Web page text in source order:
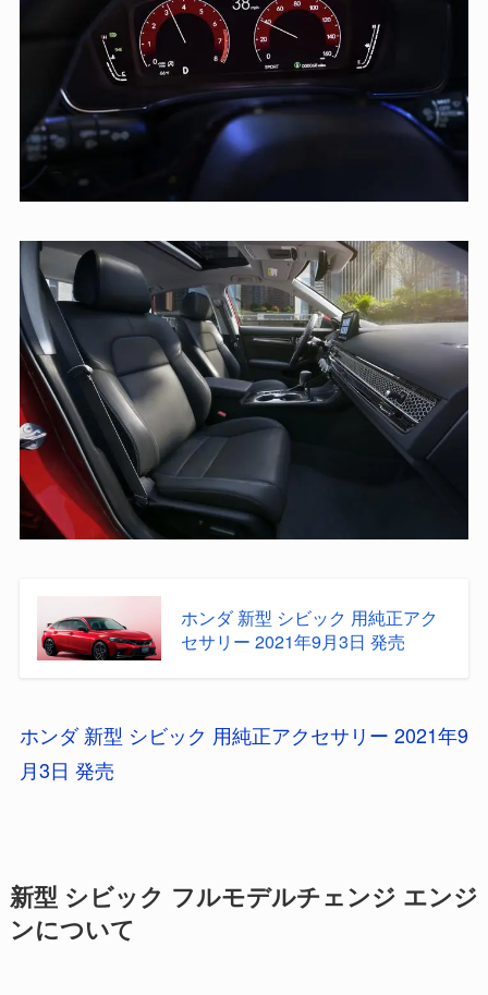
ホンダ 新型 シビック 用純正アク
セサリー 2021年9月3日 発売
ホンダ 新型 シビック 用純正アクセサリー 2021年9
月3日 発売
新型 シビック フルモデルチェンジ エンジ
ンについて